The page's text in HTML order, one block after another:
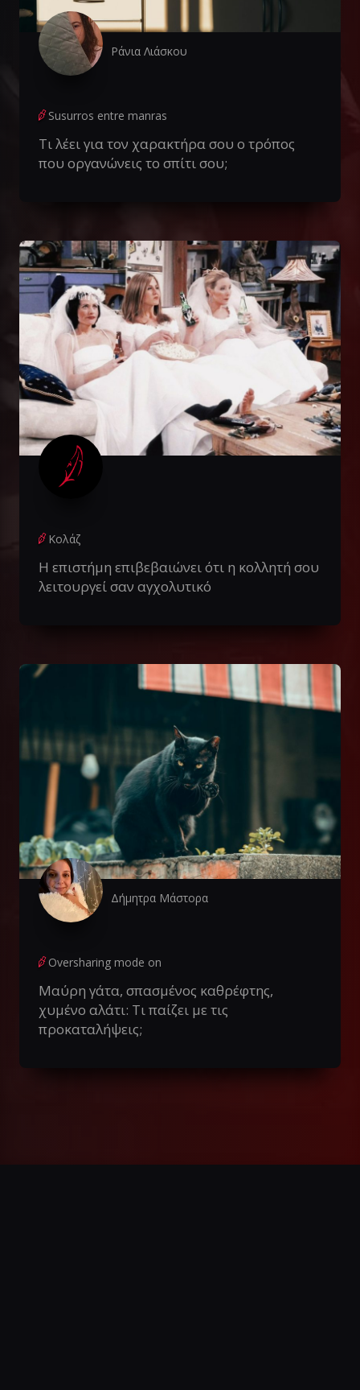
Ράνια Λιάσκου
Susurros entre manras
Τι λέει για τον χαρακτήρα σου ο τρόπος
που οργανώνεις το σπίτι σου;
Κολάζ
Η επιστήμη επιβεβαιώνει ότι η κολλητή σου
λειτουργεί σαν αγχολυτικό
Δήμητρα Μάστορα
Oversharing mode on
Μαύρη γάτα, σπασμένος καθρέφτης,
χυμένο αλάτι: Τι παίζει με τις
προκαταλήψεις;